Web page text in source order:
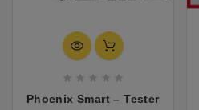
    
Phoenix Smart – Tester